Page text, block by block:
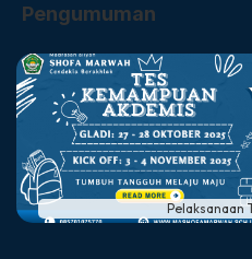
Pengumuman
#
Pelaksanaan